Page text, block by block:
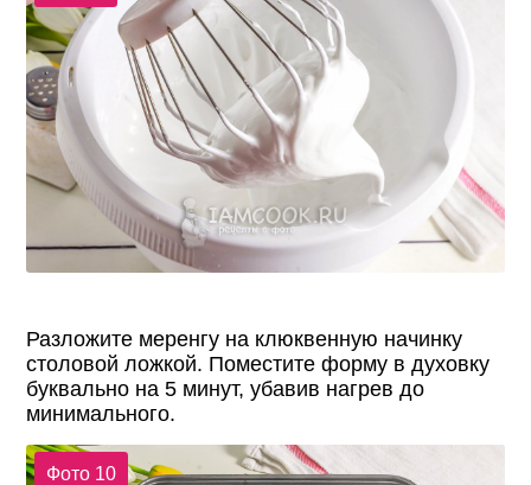
Разложите меренгу на клюквенную начинку
столовой ложкой. Поместите форму в духовку
буквально на 5 минут, убавив нагрев до
минимального.
Фото 10